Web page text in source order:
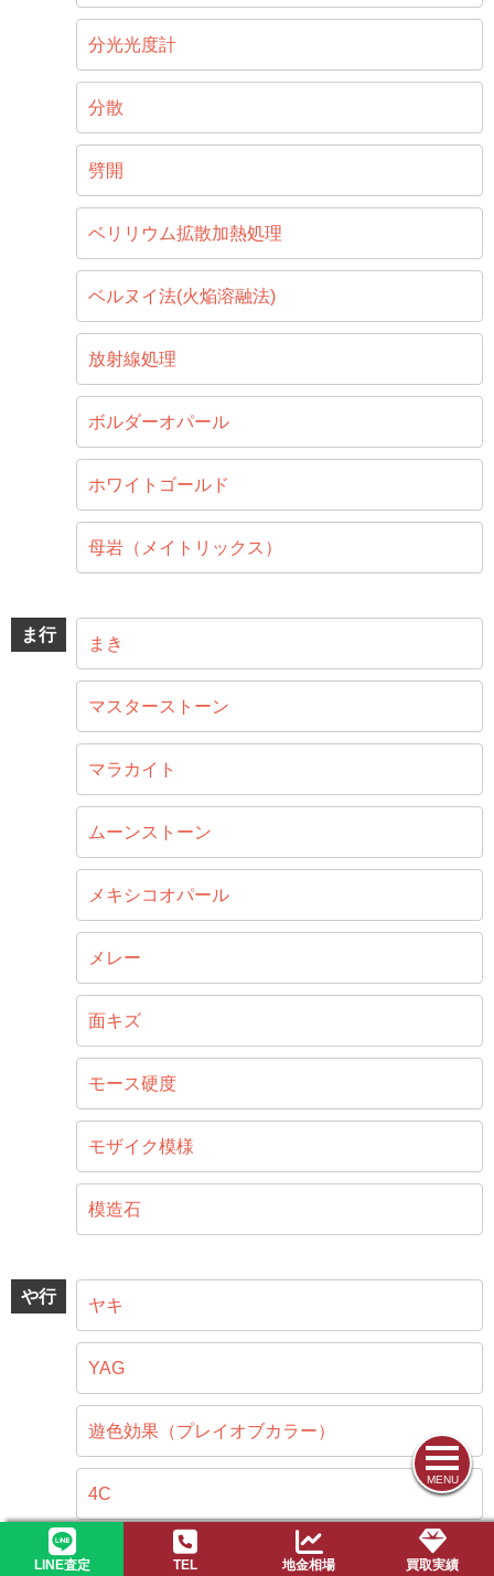
MENU
LINE査定 TEL 地金相場 買取実績
分光光度計
分散
劈開
ベリリウム拡散加熱処理
ベルヌイ法(火焔溶融法)
放射線処理
ボルダーオパール
ホワイトゴールド
母岩（メイトリックス）
ま行 まき
マスターストーン
マラカイト
ムーンストーン
メキシコオパール
メレー
面キズ
モース硬度
モザイク模様
模造石
や行 ヤキ
YAG
遊色効果（プレイオブカラー）
4C